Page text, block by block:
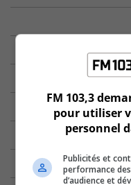
FM 103,3
pour utiliser
personnel
Publicités et
performance
d’audience et